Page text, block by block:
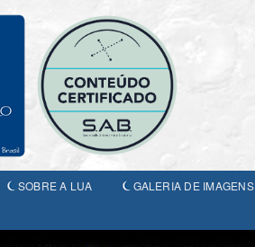
SOBRE A LUA GALERIA DE IMAGENS